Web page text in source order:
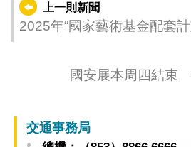
上一則新聞
2025年“國家藝術基金配套
國安展本周四結束
交通事務局